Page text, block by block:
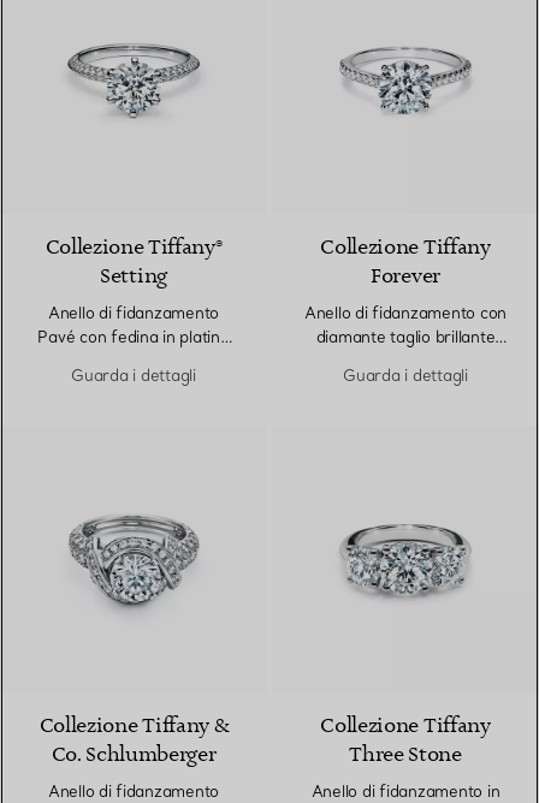
Collezione Tiffany®
Setting
Anello di fidanzamento
Pavé con fedina in platino
Guarda i dettagli
Collezione Tiffany
Forever
Anello di fidanzamento con
diamante taglio brillante
di diamanti
Guarda i dettagli
Collezione Tiffany &
Co. Schlumberger
Anello di fidanzamento
Collezione Tiffany
Three Stone
Anello di fidanzamento in